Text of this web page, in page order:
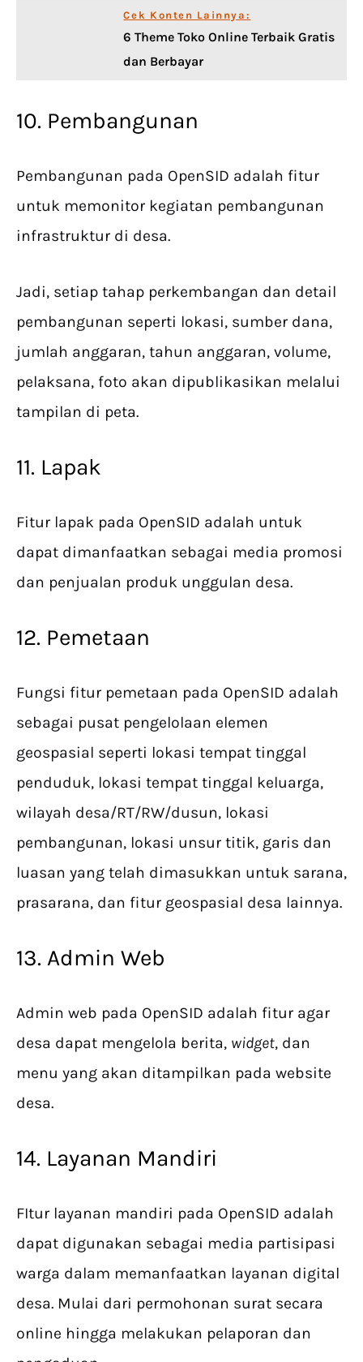
Cek Konten Lainnya:
6 Theme Toko Online Terbaik Gratis
dan Berbayar
10. Pembangunan
Pembangunan pada OpenSID adalah fitur
untuk memonitor kegiatan pembangunan
infrastruktur di desa.
Jadi, setiap tahap perkembangan dan detail
pembangunan seperti lokasi, sumber dana,
jumlah anggaran, tahun anggaran, volume,
pelaksana, foto akan dipublikasikan melalui
tampilan di peta.
11. Lapak
Fitur lapak pada OpenSID adalah untuk
dapat dimanfaatkan sebagai media promosi
dan penjualan produk unggulan desa.
12. Pemetaan
Fungsi fitur pemetaan pada OpenSID adalah
sebagai pusat pengelolaan elemen
geospasial seperti lokasi tempat tinggal
penduduk, lokasi tempat tinggal keluarga,
wilayah desa/RT/RW/dusun, lokasi
pembangunan, lokasi unsur titik, garis dan
luasan yang telah dimasukkan untuk sarana,
prasarana, dan fitur geospasial desa lainnya.
13. Admin Web
Admin web pada OpenSID adalah fitur agar
desa dapat mengelola berita, widget, dan
menu yang akan ditampilkan pada website
desa.
14. Layanan Mandiri
FItur layanan mandiri pada OpenSID adalah
dapat digunakan sebagai media partisipasi
warga dalam memanfaatkan layanan digital
desa. Mulai dari permohonan surat secara
online hingga melakukan pelaporan dan